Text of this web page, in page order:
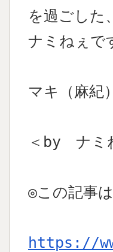
を過ごした、
ナミねぇで
マキ（麻紀
＜by ナミ
◎この記事
https://